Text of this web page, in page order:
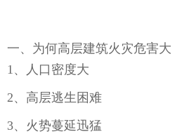
一、为何高层建筑火灾危害大
1、人口密度大
2、高层逃生困难
3、火势蔓延迅猛